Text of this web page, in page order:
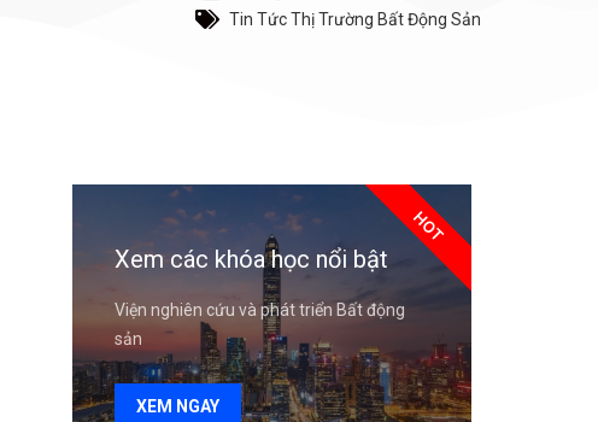
Tin Tức Thị Trường Bất Động Sản
Xem các khóa học nổi bật
Viện nghiên cứu và phát triển Bất động
sản
XEM NGAY
HOT